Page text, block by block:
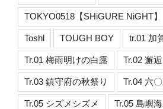
TOKYO0518【SHiGURE NiGHT】
Toshl TOUGH BOY tr.01 加
Tr.01 梅雨明けの白露 Tr.02 邂逅
Tr.03 鎮守府の秋祭り Tr.04 六
Tr.05 シズメシズメ Tr.05 島嶼